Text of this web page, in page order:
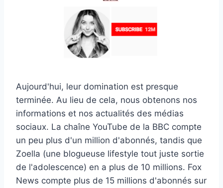
Aujourd'hui, leur domination est presque
terminée. Au lieu de cela, nous obtenons nos
informations et nos actualités des médias
sociaux. La chaîne YouTube de la BBC compte
un peu plus d'un million d'abonnés, tandis que
Zoella (une blogueuse lifestyle tout juste sortie
de l'adolescence) en a plus de 10 millions. Fox
News compte plus de 15 millions d'abonnés sur